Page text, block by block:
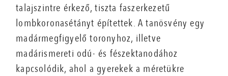
talajszintre érkező, tiszta faszerkezetű
lombkoronasétányt építettek. A tanösvény egy
madármegfigyelő toronyhoz, illetve
madárismereti odú- és fészektanodához
kapcsolódik, ahol a gyerekek a méretükre